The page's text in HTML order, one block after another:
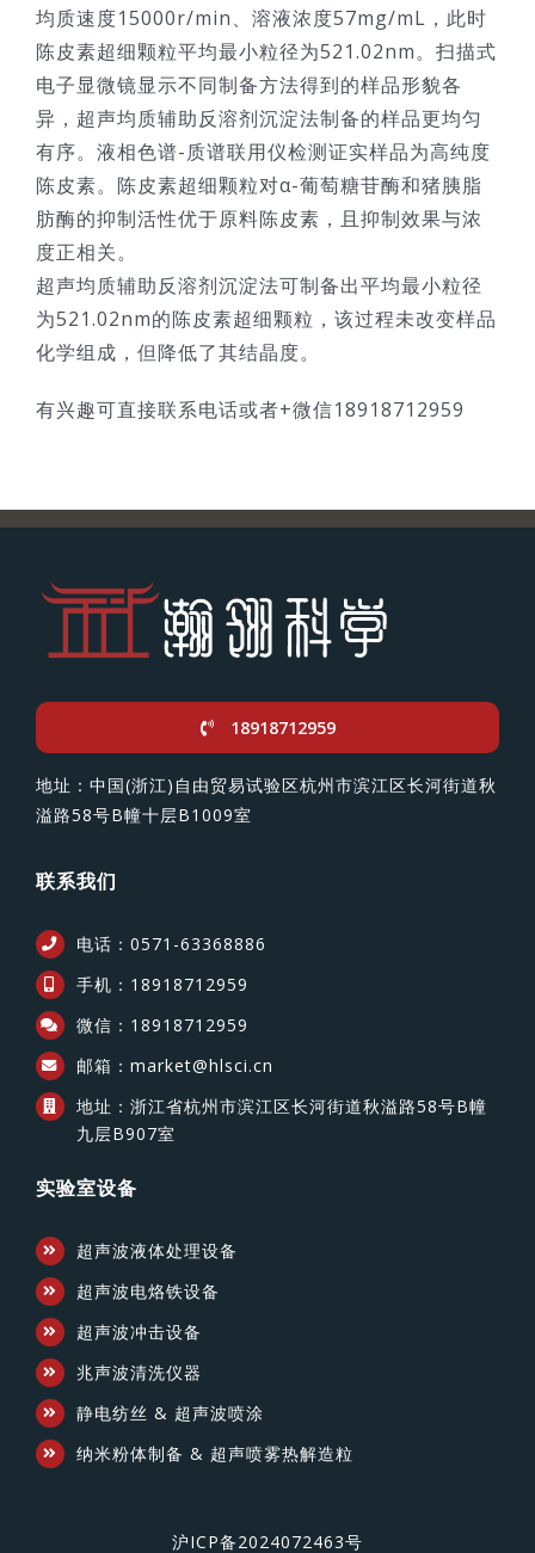
均质速度15000r/min、溶液浓度57mg/mL，此时
陈皮素超细颗粒平均最小粒径为521.02nm。扫描式
电子显微镜显示不同制备方法得到的样品形貌各
异，超声均质辅助反溶剂沉淀法制备的样品更均匀
有序。液相色谱-质谱联用仪检测证实样品为高纯度
陈皮素。陈皮素超细颗粒对α-葡萄糖苷酶和猪胰脂
肪酶的抑制活性优于原料陈皮素，且抑制效果与浓
度正相关。
超声均质辅助反溶剂沉淀法可制备出平均最小粒径
为521.02nm的陈皮素超细颗粒，该过程未改变样品
化学组成，但降低了其结晶度。
有兴趣可直接联系电话或者+微信18918712959
18918712959
地址：中国(浙江)自由贸易试验区杭州市滨江区长河街道秋
溢路58号B幢十层B1009室
联系我们
电话：0571-63368886
手机：18918712959
微信：18918712959
邮箱：market@hlsci.cn
地址：浙江省杭州市滨江区长河街道秋溢路58号B幢
九层B907室
实验室设备
超声波液体处理设备
超声波电烙铁设备
超声波冲击设备
兆声波清洗仪器
静电纺丝 & 超声波喷涂
纳米粉体制备 & 超声喷雾热解造粒
沪ICP备2024072463号